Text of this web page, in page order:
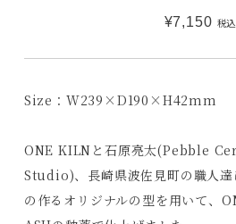
¥7,150 税込
Size：W239×D190×H42mm
ONE KILNと石原亮太(Pebble
Studio)、長崎県波佐見町の職人達
の作るオリジナルの型を用いて、